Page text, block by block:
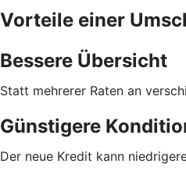
Vorteile einer
Bessere Übersicht
Statt mehrerer Raten an
Günstigere
Der neue Kredit kann